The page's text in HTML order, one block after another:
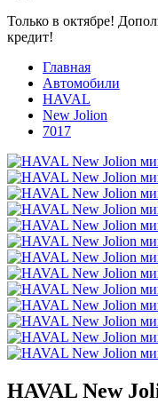
Только в октябре!
кредит!
Главная
Автомобили
HAVAL
New Jolion
7017
HAVAL New